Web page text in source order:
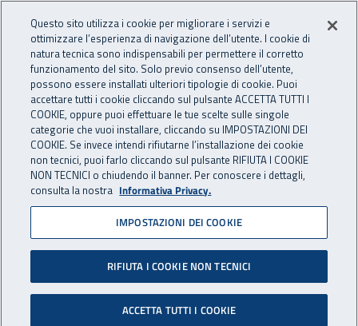
INAIL - Istituto Nazionale
Apri cerca
Navigazione principale
Pagina non disponibile
Il contenuto non è stato trovato. Per continuare la
navigazione è possibile ritornare alla
Footer
Questo sito utilizza i cookie per migliorare i servizi e
ottimizzare l’esperienza di navigazione dell’utente. I cookie di
natura tecnica sono indispensabili per permettere il corretto
funzionamento del sito. Solo previo consenso dell’utente,
possono essere installati ulteriori tipologie di cookie. Puoi
accettare tutti i cookie cliccando sul pulsante ACCETTA TUTTI I
COOKIE, oppure puoi effettuare le tue scelte sulle singole
categorie che vuoi installare, cliccando su IMPOSTAZIONI DEI
COOKIE. Se invece intendi rifiutarne l’installazione dei cookie
non tecnici, puoi farlo cliccando sul pulsante RIFIUTA I COOKIE
NON TECNICI o chiudendo il banner. Per conoscere i dettagli,
consulta la nostra Informativa Privacy.
IMPOSTAZIONI DEI COOKIE
RIFIUTA I COOKIE NON TECNICI
ACCETTA TUTTI I COOKIE